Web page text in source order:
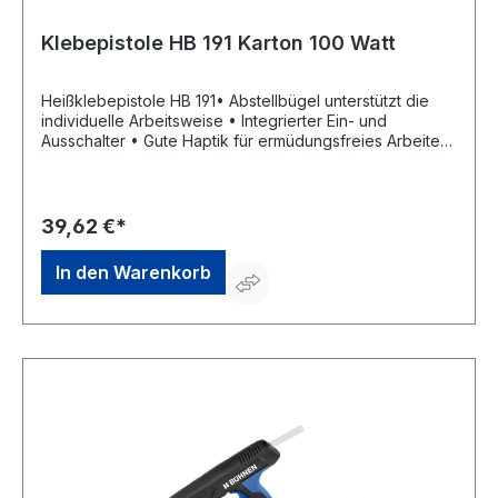
Klebepistole HB 191 Karton 100 Watt
Heißklebepistole HB 191• Abstellbügel unterstützt die
individuelle Arbeitsweise • Integrierter Ein- und
Ausschalter • Gute Haptik für ermüdungsfreies Arbeiten
(Durchmesser 2,5 mm) • 100 Watt Lieferung: Im
KartonHersteller: Bühnen GmbH & Co. KG, Hinterm
Sielhof 25, 28277 Bremen, DE, +49 (0) 421 - 51 20-0,
info@buehnen.de
39,62 €*
In den Warenkorb